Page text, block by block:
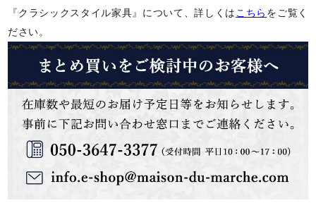
『クラシックスタイル家具』について、詳しくは こちら をご覧く
ださい。